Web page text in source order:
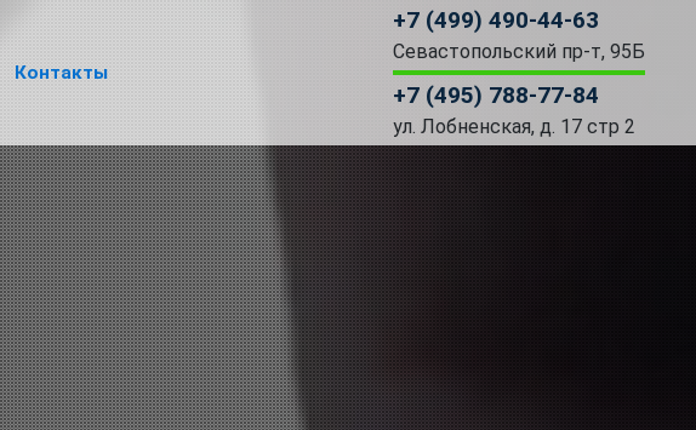
Контакты
+7 (499) 490-44-63
Севастопольский пр-т, 95Б
+7 (495) 788-77-84
ул. Лобненская, д. 17 стр 2